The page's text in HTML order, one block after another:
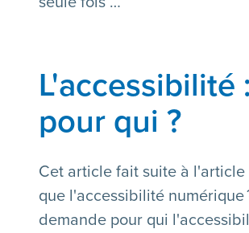
L'accessibilité :
pour qui ?
Cet article fait suite à l'article
que l'accessibilité numérique
demande pour qui